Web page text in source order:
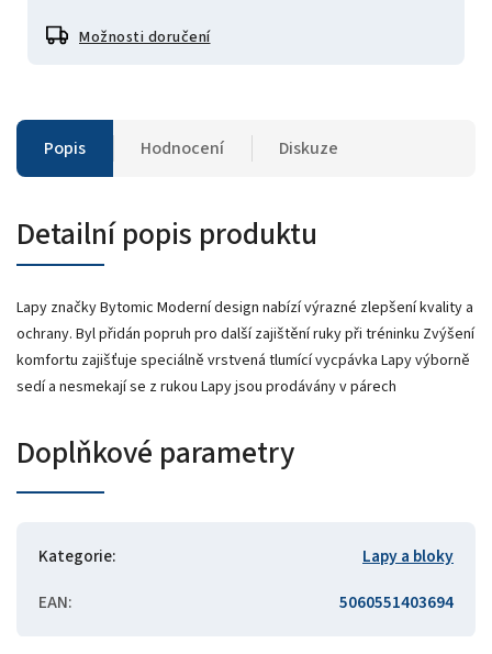
Možnosti doručení
Popis Hodnocení Diskuze
Detailní popis produktu
Lapy značky Bytomic Moderní design nabízí výrazné zlepšení kvality a
ochrany. Byl přidán popruh pro další zajištění ruky při tréninku Zvýšení
komfortu zajišťuje speciálně vrstvená tlumící vycpávka Lapy výborně
sedí a nesmekají se z rukou Lapy jsou prodávány v párech
Doplňkové parametry
Kategorie:
Lapy a bloky
EAN: 5060551403694